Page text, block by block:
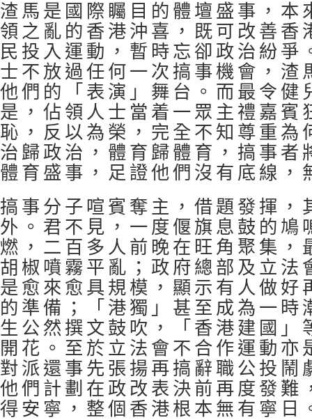
渣馬是國際矚目的體壇盛事，本
領之亂的香港沖喜，既可改善香
民投入運動，暫時忘卻政治紛爭
士不放過任何一次搞事機會，渣
他們的「表演」舞台。而最令健
是，佔領人士當着一眾主禮嘉賓
恥，反以為榮，完全不知尊重為
治歸政治，體育歸體育，搞事者
體育盛事，足證他們沒有底線，
搞事分子喧賓奪主，借題發揮，
外。君不見，一度偃旗息鼓的鳩
燃，二百多人前晚在旺角聚集，
胡椒噴霧平亂；政府總部及立法
是愈來愈具規模，顯示有人做好
的準備；「港獨」甚至成為一時
生公然撰文鼓吹，「香港建國」
開花。至於立法會不合作運動亦
對派還事先張揚再搞辭職公投鬧
他們計劃在政改表決前再度發難
得安寧，整個香港根本無有寧日